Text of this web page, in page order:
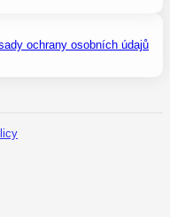
ochrany osobních údajů